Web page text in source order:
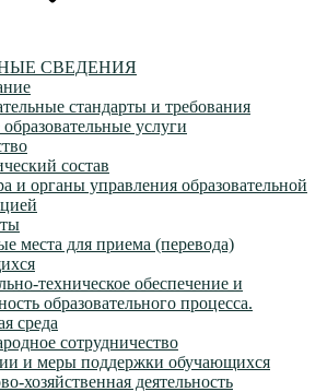
СВЕДЕНИЯ
стандарты и требования
услуги
состав
и органы управления образовательной
места для приема (перевода)
техническое обеспечение и
образовательного процесса.
среда
сотрудничество
и меры поддержки обучающихся
хозяйственная деятельность